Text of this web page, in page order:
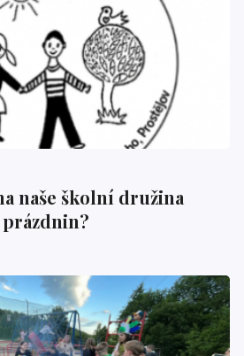
naše školní družina